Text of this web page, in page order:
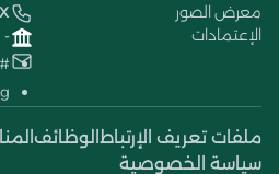
معرض الصور
الإعتمادات
-
ملفات تعريف الإرتباط الوظائف
سياسة الخصوصية